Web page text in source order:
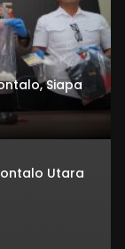
Siapa
Utara